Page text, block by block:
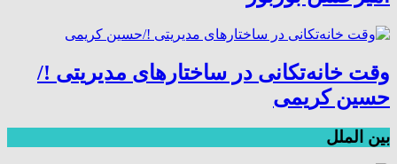
وقت خانه‌تکانی در ساختارهای مدیریتی !/
حسین کریمی
بین الملل